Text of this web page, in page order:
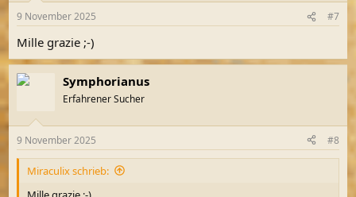
e
:
9 November 2025 #7
Mille grazie ;-)
Symphorianus
Erfahrener Sucher
9 November 2025 #8
Miraculix schrieb: